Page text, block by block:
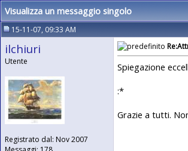
Visualizza un messaggio singolo
15-11-07, 09:33 AM
ilchiuri
Utente
Registrato dal: Nov 2007
Spiegazione
:*
Grazie a tutti.